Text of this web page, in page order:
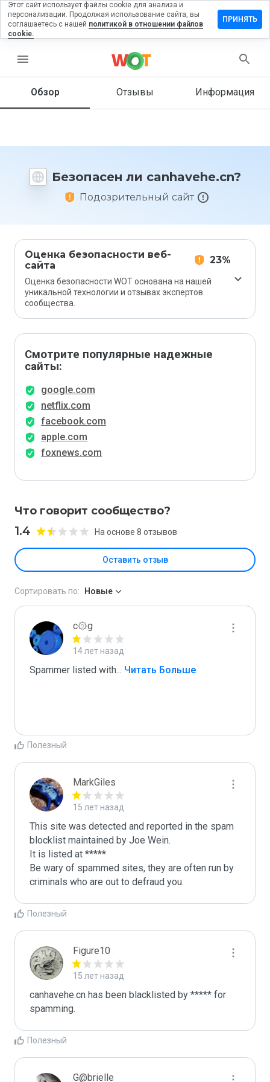
menu
Обзор Отзывы Информация
Безопасен ли canhavehe.cn?
Подозрительный сайт
Оценка безопасности веб-
сайта
23%
Оценка безопасности WOT основана на нашей
уникальной технологии и отзывах экспертов
сообщества.
Смотрите популярные надежные
сайты:
google.com
netflix.com
facebook.com
apple.com
foxnews.com
Что говорит сообщество?
1.4 На основе 8 отзывов
Оставить отзыв
на
Как бы
этот
1 до 5?
Сортировать по: Новые
c۞g
14 лет назад
Spammer listed with... Читать Больше
Полезный
MarkGiles
15 лет назад
This site was detected and reported in the spam
blocklist maintained by Joe Wein.
It is listed at *****
Be wary of spammed sites, they are often run by
criminals who are out to defraud you.
Полезный
Figure10
15 лет назад
canhavehe.cn has been blacklisted by ***** for
spamming.
Полезный
G@brielle
Этот сайт использует файлы cookie для анализа и
персонализации. Продолжая использование сайта, вы
соглашаетесь с нашей политикой в отношении файлов
cookie.
ПРИНЯТЬ